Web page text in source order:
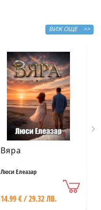
ВИЖ ОЩЕ >>
Вяра
Люси Елеазар
14.99 € / 29.32 ЛВ.